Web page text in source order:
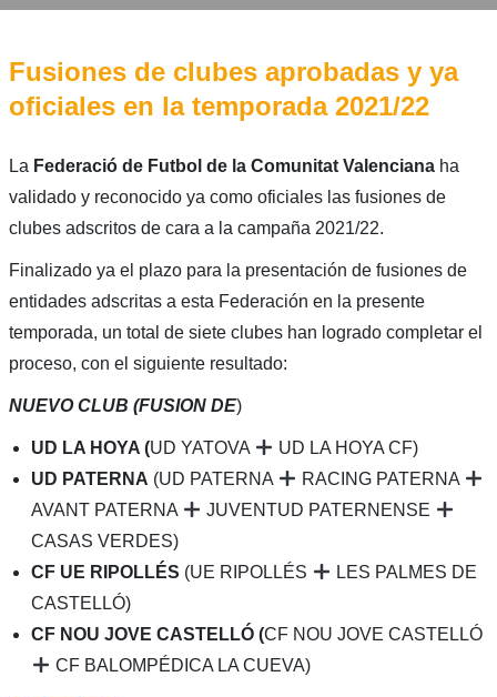
Fusiones de clubes aprobadas y ya
oficiales en la temporada 2021/22
La Federació de Futbol de la Comunitat Valencianaha
validado y reconocido ya como oficiales las fusiones de
clubes adscritos de cara a la campaña 2021/22.
Finalizado ya el plazo para la presentación de fusiones de
entidades adscritas a esta Federación en la presente
temporada, un total de siete clubes han logrado completar el
proceso, con el siguiente resultado:
NUEVO CLUB (FUSION DE)
UD LA HOYA (UD YATOVA
UD LA HOYA CF)
UD PATERNA (UD PATERNA
RACING PATERNA
AVANT PATERNA
JUVENTUD PATERNENSE
CASAS VERDES)
CF UE RIPOLLÉS (UE RIPOLLÉS
LES PALMES DE
CASTELLÓ)
CF NOU JOVE CASTELLÓ (CF NOU JOVE CASTELLÓ
CF BALOMPÉDICA LA CUEVA)